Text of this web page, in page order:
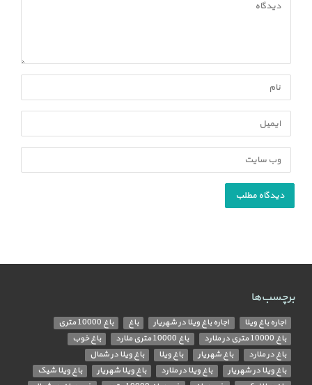
برچسب‌ها
اجاره باغ ویلا اجاره باغ ویلا در شهریار باغ
باغ 10000 متری
باغ 10000 متری در ملارد
باغ 10000 متری ملارد
باغ خوب
باغ در ملارد
باغ شهریار باغ ویلا
باغ ویلا در شمال
باغ ویلا در شهریار
باغ ویلا در ملارد باغ ویلا شهریار
باغ ویلا شیک